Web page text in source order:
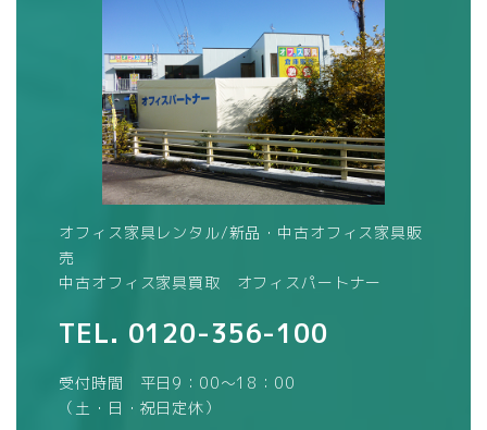
オフィス家具レンタル/新品・中古オフィス家具販
売
中古オフィス家具買取 オフィスパートナー
TEL. 0120-356-100
受付時間 平日9：00～18：00
（土・日・祝日定休）